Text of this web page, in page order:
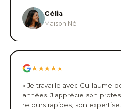
Célia
Maison Né
★★★★★
« Je travaille avec Guillaume
années. J'apprécie son
retours rapides, son